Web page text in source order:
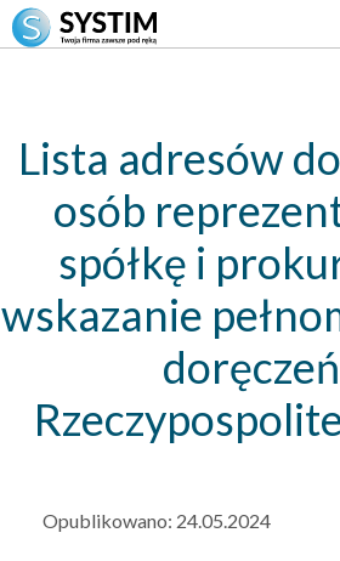
string(3) "339"
Lista adresów
osób
spółkę i
wskazanie
Opublikowano: 24.05.2024